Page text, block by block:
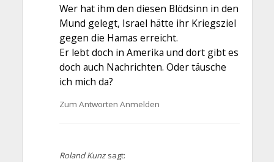
Wer hat ihm den diesen Blödsinn in den
Mund gelegt, Israel hätte ihr Kriegsziel
gegen die Hamas erreicht.
Er lebt doch in Amerika und dort gibt es
doch auch Nachrichten. Oder täusche
ich mich da?
Zum Antworten Anmelden
Roland Kunz sagt: